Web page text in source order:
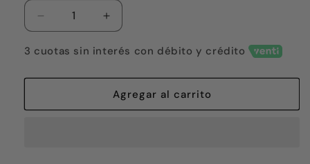
Reducir
cantidad
para
islas
las
Aumentar
cantidad
para
islas
donde
las
3 cuotas sin interés con débito y crédito
Agregar al carrito